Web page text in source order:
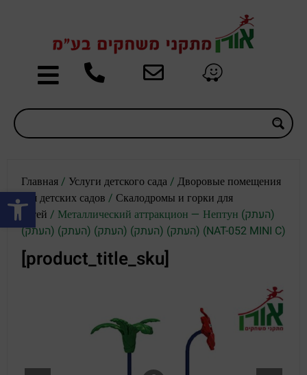
Открыть панель инструментов
Главная/ Услуги детского сада/ Дворовые помещения
для детских садов / Скалодромы и горки для
детей / Металлический аттракцион — Нептун (העתק)
(העתק) (העתק) (העתק) (העתק) (העתק) (NAT-052 MINI C)
[product_title_sku]